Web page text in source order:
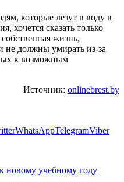
которые лезут в воду в
хочется сказать только
жизнь,
не должны умирать из-за
к возможным
Источник: onlinebrest.by
WhatsAppTelegramViber
новому учебному году